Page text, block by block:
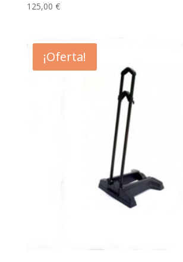
125,00 €
¡Oferta!